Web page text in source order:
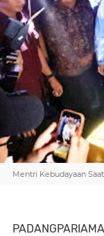
Mentri Kebudayaan